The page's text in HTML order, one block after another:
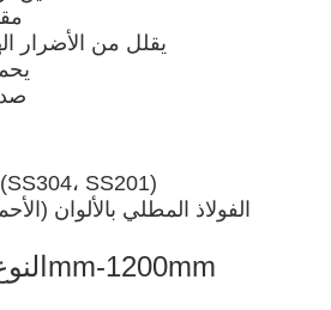
4)
يقلل من الأضرار
6)
7)
الفولاذ المقاوم للصدأ (SS304، SS201)
2) الفولاذ المطلي بالألوان
4النوع / الحجم: 100mm-1200mm